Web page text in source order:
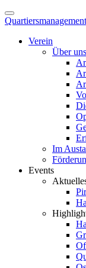
Verein
Über
Im
Events